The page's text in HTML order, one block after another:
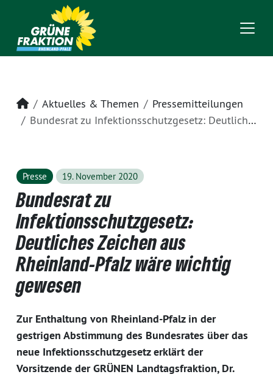
Startseite
Aktuelles & Themen
Pressemitteilungen
Bundesrat zu Infektionsschutzgesetz: Deutliches Zeichen aus Rheinland-Pfalz wäre wichtig gewesen
Presse 19. November 2020
Bundesrat zu
Infektionsschutzgesetz:
Deutliches Zeichen aus
Rheinland-Pfalz wäre wichtig
gewesen
Zur Enthaltung von Rheinland-Pfalz in der
gestrigen Abstimmung des Bundesrates über das
neue Infektionsschutzgesetz erklärt der
Vorsitzende der GRÜNEN Landtagsfraktion, Dr.